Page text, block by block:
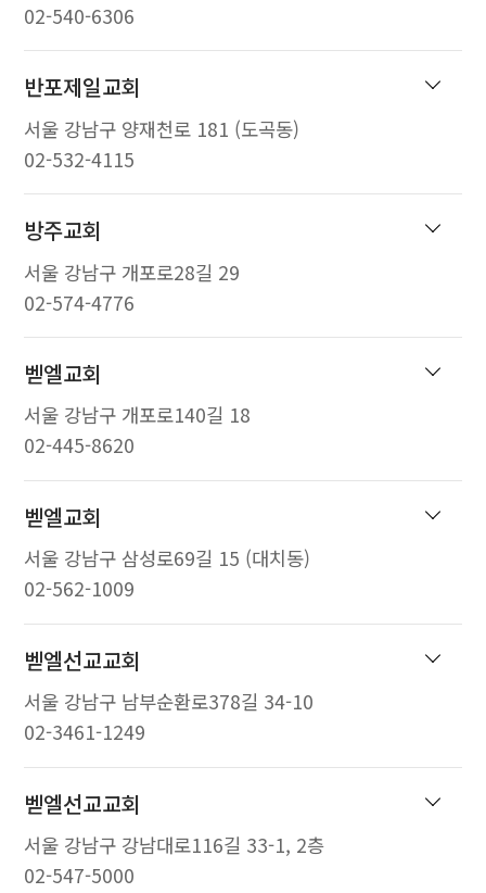
02-540-6306
반포제일교회
서울 강남구 양재천로 181 (도곡동)
02-532-4115
방주교회
서울 강남구 개포로28길 29
02-574-4776
벧엘교회
서울 강남구 개포로140길 18
02-445-8620
벧엘교회
서울 강남구 삼성로69길 15 (대치동)
02-562-1009
벧엘선교교회
서울 강남구 남부순환로378길 34-10
02-3461-1249
벧엘선교교회
서울 강남구 강남대로116길 33-1, 2층
02-547-5000